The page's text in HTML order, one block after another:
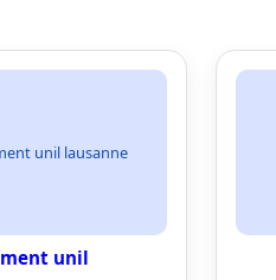
unil lausanne
unil